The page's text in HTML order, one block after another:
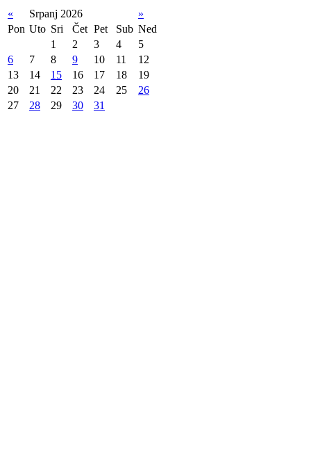
« Srpanj 2026
»
Pon Uto Sri Čet Pet Sub Ned
1
2 3 4
5
6
7 8 9 10 11
12
13
14 15 16 17 18
19
20
21 22 23 24 25
26
27
28 29 30 31